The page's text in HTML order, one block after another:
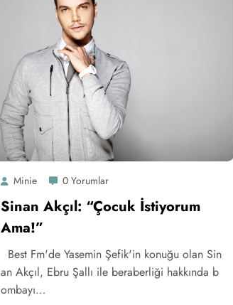
Minie 0 Yorumlar
Sinan Akçıl: “Çocuk İstiyorum
Ama!”
Best Fm'de Yasemin Şefik'in konuğu olan Sin
an Akçıl, Ebru Şallı ile beraberliği hakkında b
ombayı…